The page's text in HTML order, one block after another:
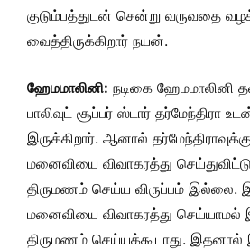
குடும்பத்துடன் சென்று வருவதை
வைத்திருக்கிறார் நயன்.
ஹேமமாலினி: நடிகை ஹேமமாலினி
பாலிவுட் சூப்பர் ஸ்டார் தர்மேந்திரா
இருக்கிறார். ஆனால்
மனைவியை விவாகரத்து
திருமணம் செய்ய விருப்பம் இல்லை.
மனைவியை விவாகரத்து செய்யாமல்
திருமணம் செய்யக்கூடாது. இதனால்